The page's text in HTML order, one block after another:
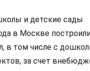
и детские сады
в Москве
в том числе с
за счет